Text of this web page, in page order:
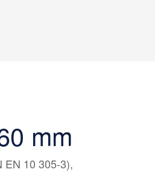
mm
EN 10 305-3),